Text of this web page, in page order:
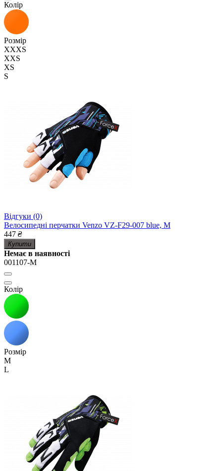
Колір
Розмір
XXXS
XXS
XS
S
Відгуки (0)
Велосипедні перчатки Venzo VZ-F29-007 blue, M
447 ₴
Купити
Немає в наявності
001107-M
Колір
Розмір
M
L